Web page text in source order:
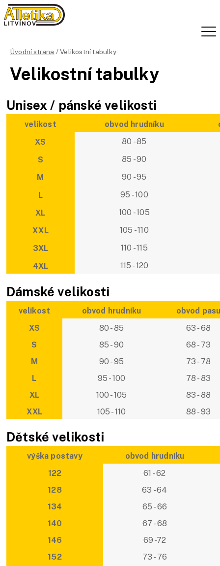
Velikostní tabulky
Úvodní strana / Velikostní tabulky
Unisex / pánské velikosti
velikost obvod hrudníku
XS
80 - 85
S
85 - 90
M
90 - 95
L
95 - 100
XL
100 - 105
XXL
105 - 110
3XL
110 - 115
4XL
115 - 120
Dámské velikosti
velikost obvod hrudníku
obvod
XS
80 - 85
63 - 68
S
85 - 90
68 - 73
M
90 - 95
73 - 78
L
95 - 100
78 - 83
XL
100 - 105
83 - 88
XXL
105 - 110 88 - 93
Dětské velikosti
výška postavy
obvod hrudníku
122
61 - 62
128
63 - 64
134
65 - 66
140
67 - 68
146
69 -72
152
73 - 76